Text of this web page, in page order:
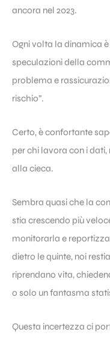
ancora nel 2023.
Ogni volta la dinamica
speculazioni della
problema e
rischio”.
Certo, è confortante
per chi lavora con i
alla cieca.
Sembra quasi che la
stia crescendo più
monitorarla e
dietro le quinte, noi
riprendano vita,
o solo un fantasma
Questa incertezza ci